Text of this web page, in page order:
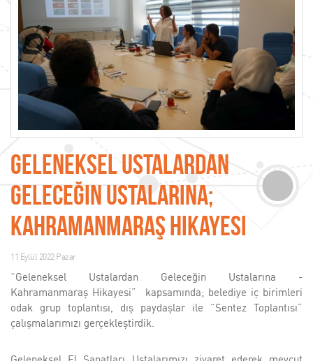
Geleneksel Ustalardan
Geleceğin Ustalarına;
Kahramanmaraş Hikayesi
11 Eylül 2022 Pazar
“Geleneksel Ustalardan Geleceğin Ustalarına -
Kahramanmaraş Hikayesi” kapsamında; belediye iç birimleri
odak grup toplantısı, dış paydaşlar ile “Sentez Toplantısı”
çalışmalarımızı gerçekleştirdik.